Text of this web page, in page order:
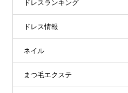
ドレスランキング
ドレス情報
ネイル
まつ毛エクステ